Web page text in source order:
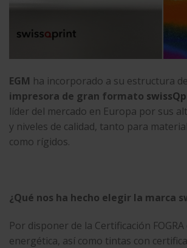
EGM ha incorporado a su estructura
impresora de gran formato
líder del mercado en Europa por sus
y niveles de calidad, tanto para
como rígidos.
¿Qué nos ha hecho elegir la marca
Por disponer de la Certificación FOGRA
energética, así como tintas con